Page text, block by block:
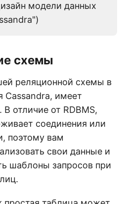
модели данных
схемы
реляционной схемы в
Cassandra, имеет
отличие от RDBMS,
соединения или
поэтому вам
свои данные и
шаблоны запросов при